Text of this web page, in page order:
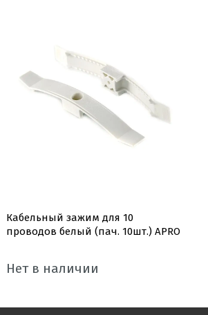
Кабельный зажим для 10
проводов белый (пач. 10шт.) APRO
Нет в наличии